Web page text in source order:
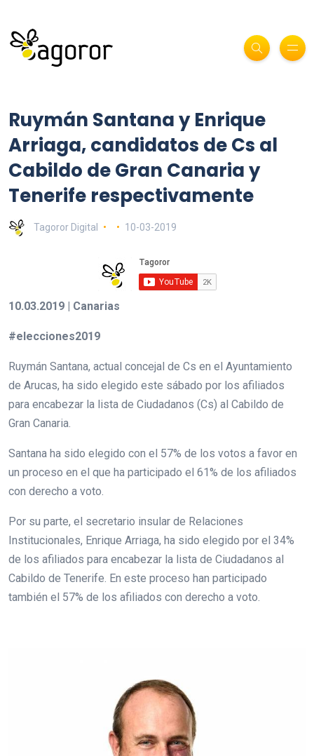
Ruymán Santana y Enrique
Arriaga, candidatos de Cs al
Cabildo de Gran Canaria y
Tenerife respectivamente
Tagoror Digital 10-03-2019
10.03.2019 | Canarias
#elecciones2019
Ruymán Santana, actual concejal de Cs en el Ayuntamiento
de Arucas, ha sido elegido este sábado por los afiliados
para encabezar la lista de Ciudadanos (Cs) al Cabildo de
Gran Canaria.
Santana ha sido elegido con el 57% de los votos a favor en
un proceso en el que ha participado el 61% de los afiliados
con derecho a voto.
Por su parte, el secretario insular de Relaciones
Institucionales, Enrique Arriaga, ha sido elegido por el 34%
de los afiliados para encabezar la lista de Ciudadanos al
Cabildo de Tenerife. En este proceso han participado
también el 57% de los afiliados con derecho a voto.